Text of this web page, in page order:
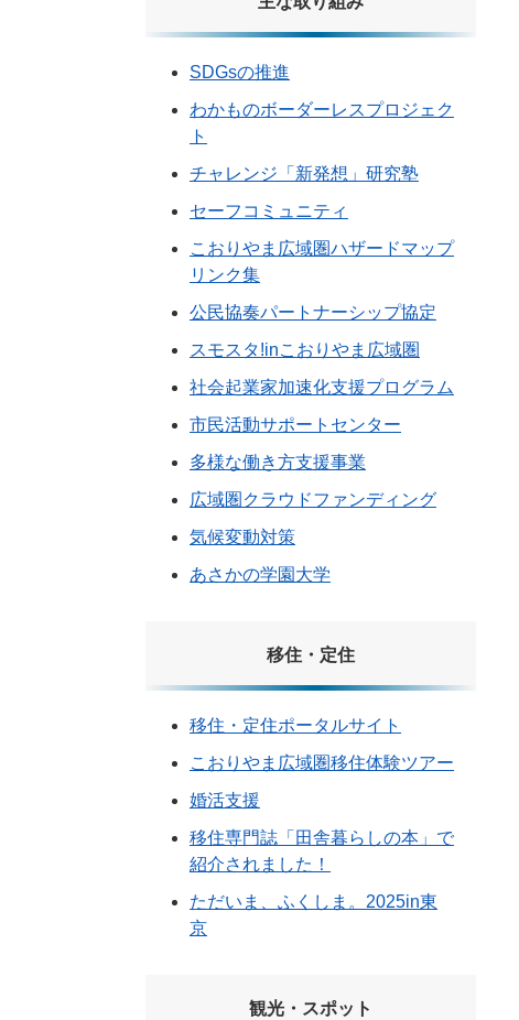
SDGsの推進
わかものボーダーレスプロジェク
ト
チャレンジ「新発想」研究塾
セーフコミュニティ
こおりやま広域圏ハザードマップ
リンク集
公民協奏パートナーシップ協定
スモスタ!inこおりやま広域圏
社会起業家加速化支援プログラム
市民活動サポートセンター
多様な働き方支援事業
広域圏クラウドファンディング
気候変動対策
あさかの学園大学
移住・定住
移住・定住ポータルサイト
こおりやま広域圏移住体験ツアー
婚活支援
移住専門誌「田舎暮らしの本」で
紹介されました！
ただいま、ふくしま。2025in東
京
観光・スポット